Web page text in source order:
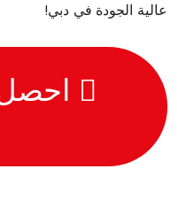
عالية الجودة في دبي!